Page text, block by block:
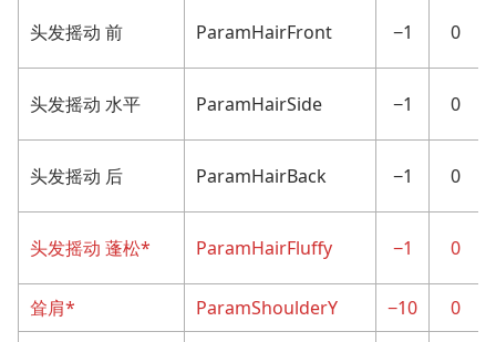
头发摇动 前 ParamHairFront −1 0
头发摇动 水平 ParamHairSide −1 0
头发摇动 后 ParamHairBack −1 0
头发摇动 蓬松* ParamHairFluffy −1 0
耸肩* ParamShoulderY −10 0